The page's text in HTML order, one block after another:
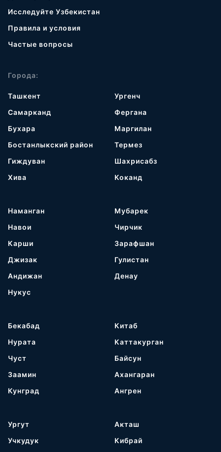
Исследуйте Узбекистан
Правила и условия
Частые вопросы
Города:
Ташкент
Самарканд
Бухара
Бостанлыкский район
Гиждуван
Хива
Ургенч
Фергана
Маргилан
Термез
Шахрисабз
Коканд
Наманган
Навои
Карши
Джизак
Андижан
Нукус
Мубарек
Чирчик
Зарафшан
Гулистан
Денау
Бекабад
Нурата
Чуст
Заамин
Кунград
Китаб
Каттакурган
Байсун
Ахангаран
Ангрен
Ургут
Учкудук
Акташ
Кибрай